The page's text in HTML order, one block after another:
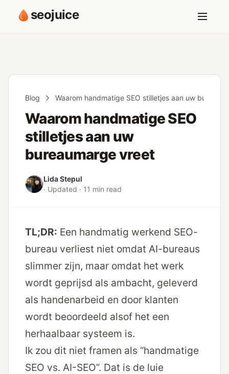
seojuice
Blog Waarom handmatige SEO stilletjes aan uw
Waarom handmatige SEO
stilletjes aan uw
bureaumarge vreet
Lida Stepul
· Updated · 11 min read
TL;DR: Een handmatig werkend SEO-
bureau verliest niet omdat AI-bureaus
slimmer zijn, maar omdat het werk
wordt geprijsd als ambacht, geleverd
als handenarbeid en door klanten
wordt beoordeeld alsof het een
herhaalbaar systeem is.
Ik zou dit niet framen als “handmatige
SEO vs. AI-SEO”. Dat is de luie